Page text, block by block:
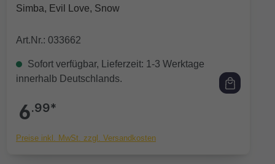
Durchschnittliche Bewertung von 0 von 5 Sternen
Simba, Evil Love, Snow
Art.Nr.: 033662
Sofort verfügbar, Lieferzeit: 1-3 Werktage
innerhalb Deutschlands.
6.99*
Preise inkl. MwSt. zzgl. Versandkosten